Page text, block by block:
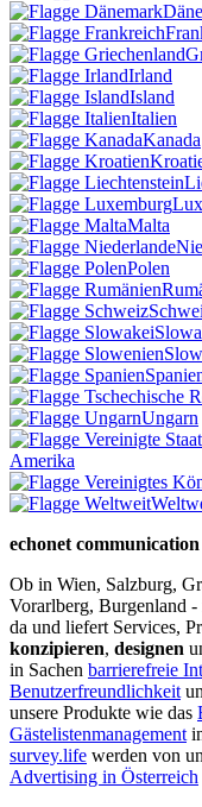
Irland
Island
Italien
Kanada
Malta
Polen
Ungarn
Amerika
echonet
Ob in Wien, Salzburg,
Vorarlberg, Burgenland
da und liefert Services,
konzipieren, designen
in Sachen barrierefreie
Benutzerfreundlichkeit
unsere Produkte wie das
Gästelistenmanagement
survey.life werden von
Advertising in Österreich